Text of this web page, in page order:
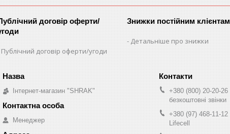
договір оферти/
Публічний договір оферти/угоди
Знижки постійним клієнтам
Детальніше про знижки
Інтернет-магазин "SHRAK"
Менеджер
+380 (800) 20-20-26
безкоштовні звінки
+380 (97) 468-11-12
Lifecell